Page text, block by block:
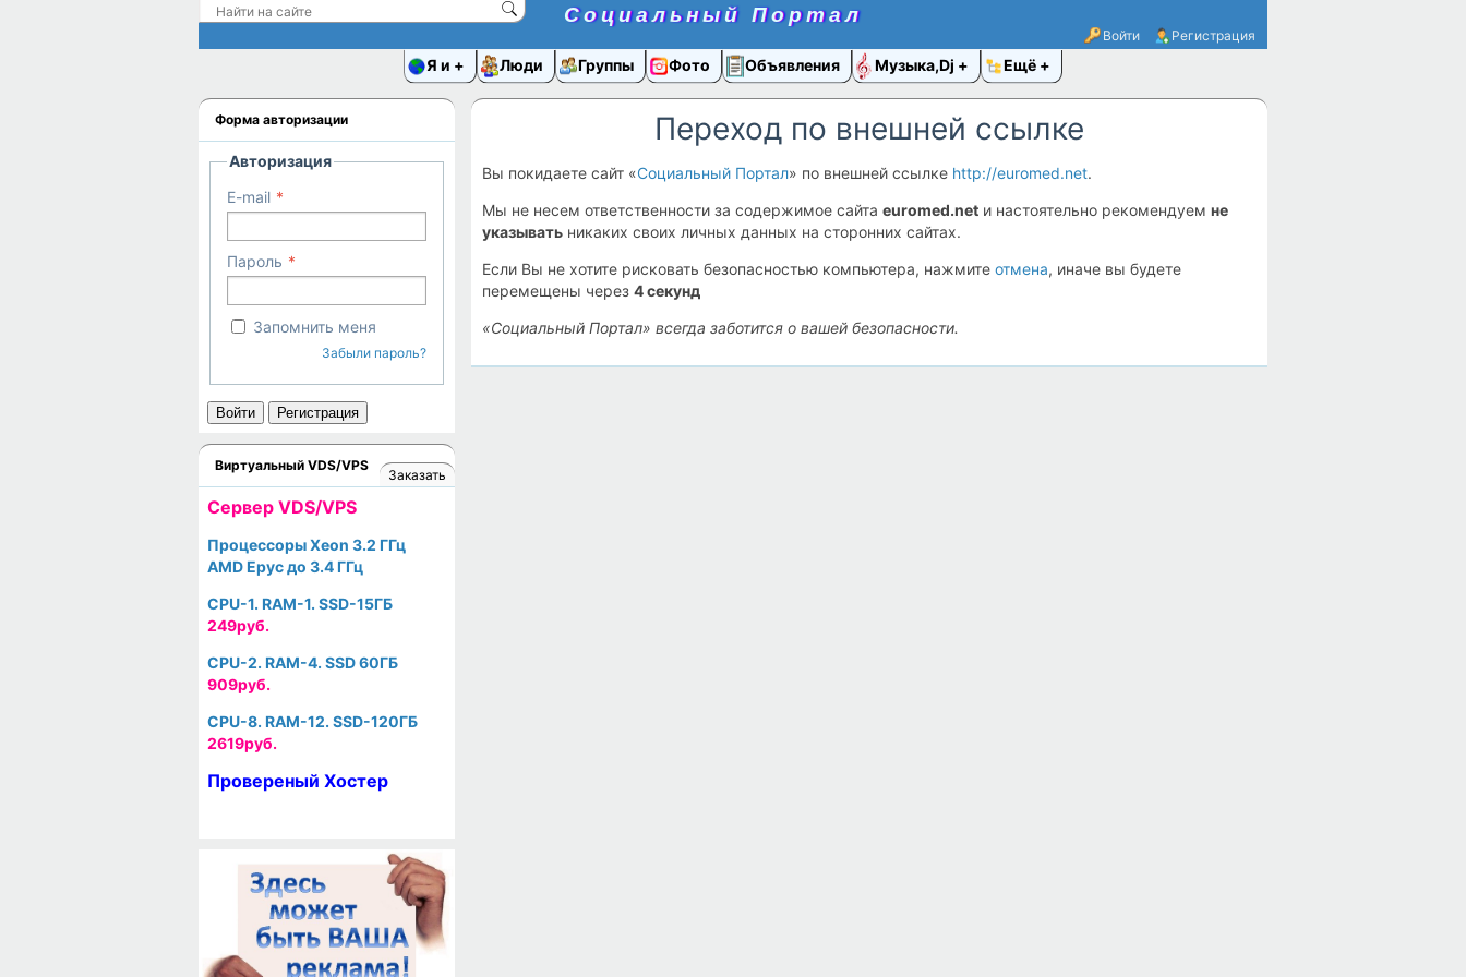
Социальный Портал
Войти Регистрация
Я и Люди Группы Фото Объявления Музыка,Dj Ещё
Переход по внешней ссылке
Вы покидаете сайт «Социальный Портал» по внешней ссылке http://euromed.net.
Мы не несем ответственности за содержимое сайта euromed.net и настоятельно рекомендуем не
указывать никаких своих личных данных на сторонних сайтах.
Если Вы не хотите рисковать безопасностью компьютера, нажмите отмена, иначе вы будете
перемещены через 4секунд
«Социальный Портал» всегда заботится о вашей безопасности.
Форма авторизации
Авторизация
E-mail
Пароль
Запомнить меня
Забыли пароль?
Войти Регистрация
Виртуальный VDS/VPS
Заказать
Cервер VDS/VPS
Процессоры Xeon 3.2 ГГц
AMD Epyc до 3.4 ГГц
CPU-1. RAM-1. SSD-15ГБ
249руб.
CPU-2. RAM-4. SSD 60ГБ
909руб.
CPU-8. RAM-12. SSD-120ГБ
2619руб.
Провереный Хостер